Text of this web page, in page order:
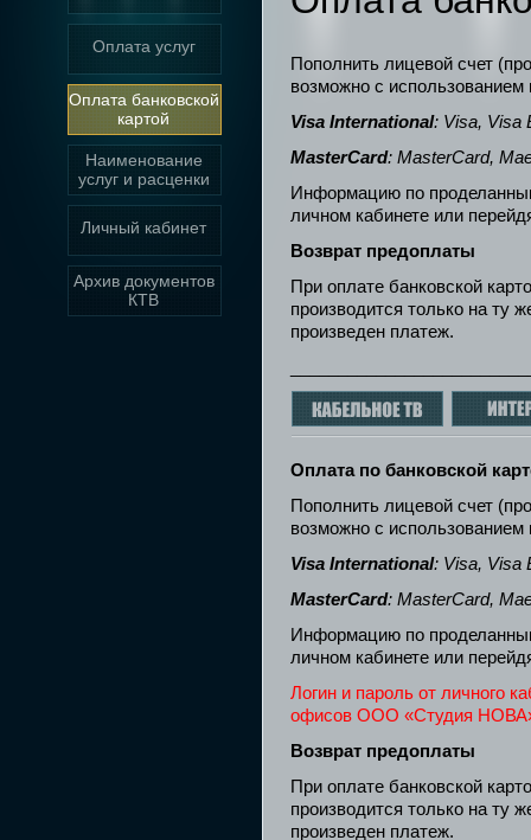
Оплата услуг
Оплата банковской
картой
Наименование
услуг и расценки
Личный кабинет
Архив документов
КТВ
Пополнить лицевой счет
возможно с
Visa International: Visa, Visa
MasterCard: MasterCard,
Информацию по
личном кабинете или
Возврат предоплаты
При оплате банковской
производится только на ту
произведен платеж.
Оплата по банковской
Пополнить лицевой счет
возможно с
Visa International: Visa, Visa
MasterCard: MasterCard,
Информацию по
личном кабинете или
Логин и пароль от личного
офисов ООО«Студия НОВА
Возврат предоплаты
При оплате банковской
производится только на ту
произведен платеж.